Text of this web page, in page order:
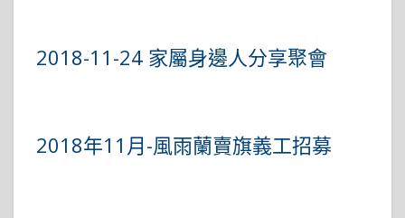
2018-11-24 家屬身邊人分享聚會
2018年11月-風雨蘭賣旗義工招募